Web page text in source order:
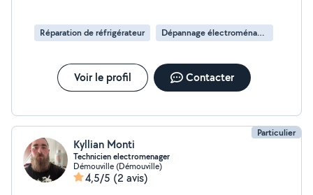
Réparation de réfrigérateur Dépannage électroménager
Voir le profil Contacter
Particulier
Kyllian Monti
Technicien electromenager
Démouville (Démouville)
4,5/5 (2 avis)